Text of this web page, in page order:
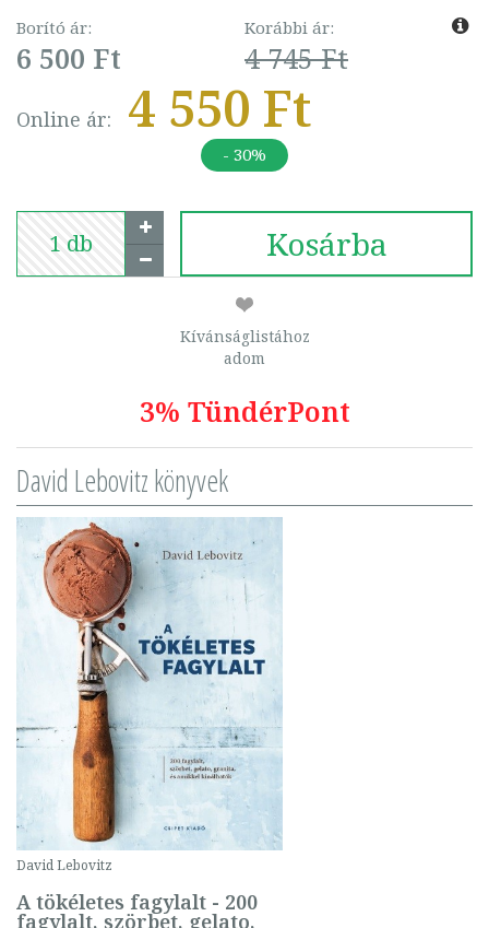
Borító ár:
6 500 Ft
Korábbi ár:
4 745 Ft
Online ár: 4 550 Ft
- 30%
Kosárba
Kívánságlistához
adom
3% TündérPont
David Lebovitz könyvek
David Lebovitz
A tökéletes fagylalt - 200
fagylalt, szörbet, gelato,